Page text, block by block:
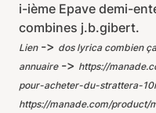
i-ième Epave demi-
combines j.b.gibert.
Lien-> dos lyrica combien
annuaire-> https://
pour-acheter-du-strattera-
https://manade.com/